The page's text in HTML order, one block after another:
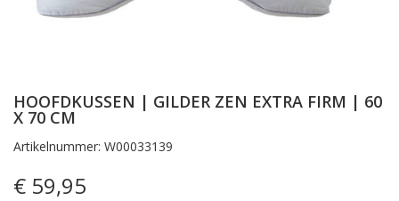
HOOFDKUSSEN | GILDER ZEN EXTRA FIRM | 60
X 70 CM
Artikelnummer: W00033139
€ 59,95